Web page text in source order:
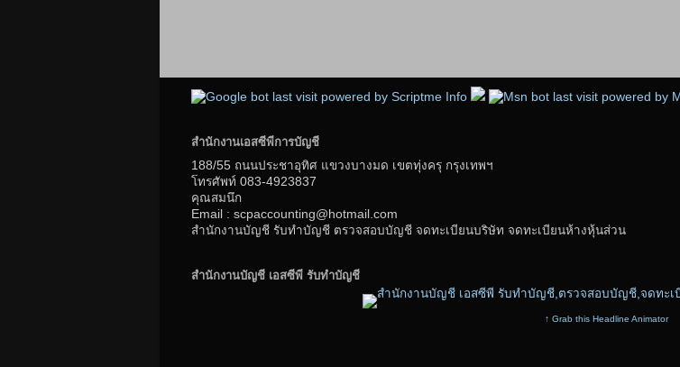
สำนักงานเอสซีพีการบัญชี
188/55 ถนนประชาอุทิศ แขวงบางมด เขตทุ่งครุ กรุงเทพฯ
โทรศัพท์ 083-4923837
คุณสมนึก
Email : scpaccounting@hotmail.com
สำนักงานบัญชี รับทำบัญชี ตรวจสอบบัญชี จดทะเบียนบริษัท จดทะเบียนห้างหุ้นส่วน
สำนักงานบัญชี เอสซีพี รับทำบัญชี
↑ Grab this Headline Animator